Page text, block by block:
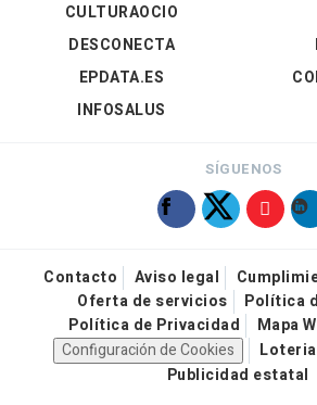
CULTURAOCIO
DESCONECTA
EPDATA.ES
INFOSALUS
SÍGUENOS
Contacto Aviso legal
Oferta de servicios
Política
Política de Privacidad
Mapa
Configuración de Cookies
Publicidad estatal